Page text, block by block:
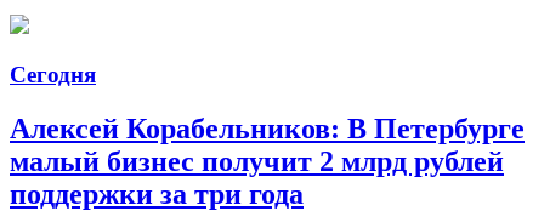
Сегодня
Алексей Корабельников: В Петербурге
малый бизнес получит 2 млрд рублей
поддержки за три года